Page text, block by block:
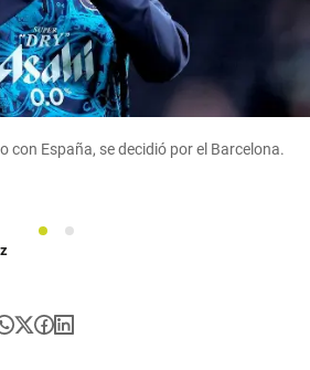
con España, se decidió por el Barcelona.
1
2